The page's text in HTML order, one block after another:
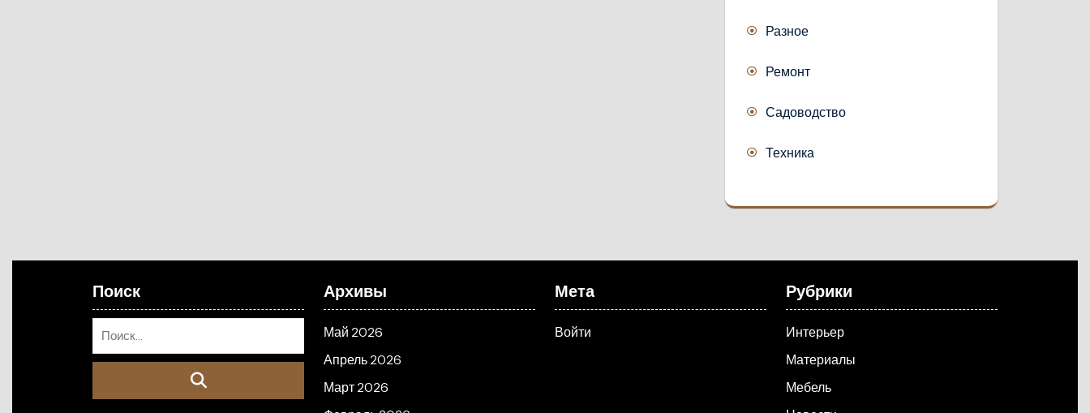
Разное
Ремонт
Садоводство
Техника
Поиск Архивы
Май 2026
Апрель 2026
Март 2026
Мета
Войти
Рубрики
Интерьер
Материалы
Мебель